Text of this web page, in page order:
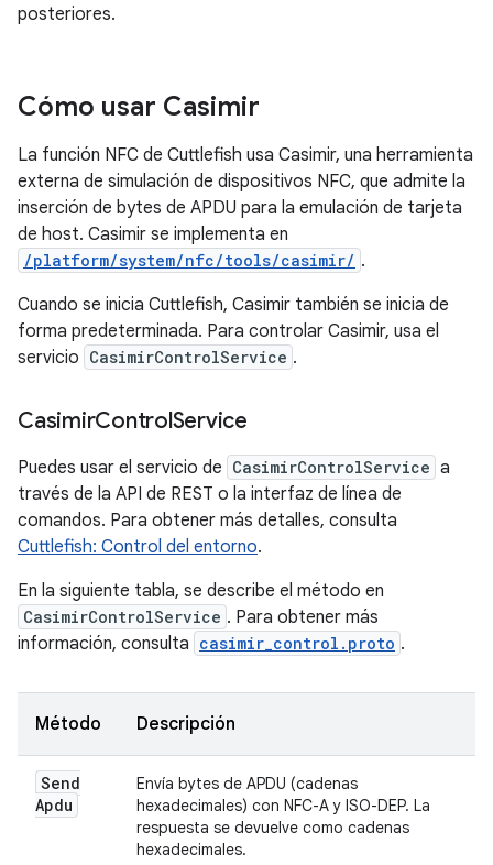
posteriores.
Cómo usar Casimir
La función NFC de Cuttlefish usa Casimir, una herramienta
externa de simulación de dispositivos NFC, que admite la
inserción de bytes de APDU para la emulación de tarjeta
de host. Casimir se implementa en
/platform/system/nfc/tools/casimir/ .
Cuando se inicia Cuttlefish, Casimir también se inicia de
forma predeterminada. Para controlar Casimir, usa el
servicio CasimirControlService .
CasimirControlService
Puedes usar el servicio de CasimirControlService a
través de la API de REST o la interfaz de línea de
comandos. Para obtener más detalles, consulta
Cuttlefish: Control del entorno.
En la siguiente tabla, se describe el método en
CasimirControlService . Para obtener más
información, consulta casimir_control.proto .
Método Descripción
Send
Apdu
Envía bytes de APDU (cadenas
hexadecimales) con NFC-A y ISO-DEP. La
respuesta se devuelve como cadenas
hexadecimales.